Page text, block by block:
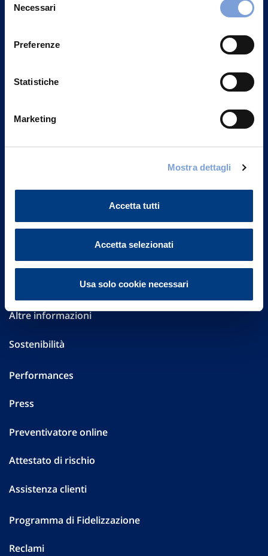
può trovare nel footer del sito nella sezione "Informativa
delNecessari
Preferenze
Statistiche
Marketing
Mostra dettagli
Accetta tutti
Accetta selezionati
Usa solo cookie necessari
FAQ
Governance
Investor Relations
Altre informazioni
Sostenibilità
Performances
Press
Preventivatore online
Attestato di rischio
Assistenza clienti
Programma di Fidelizzazione
Reclami